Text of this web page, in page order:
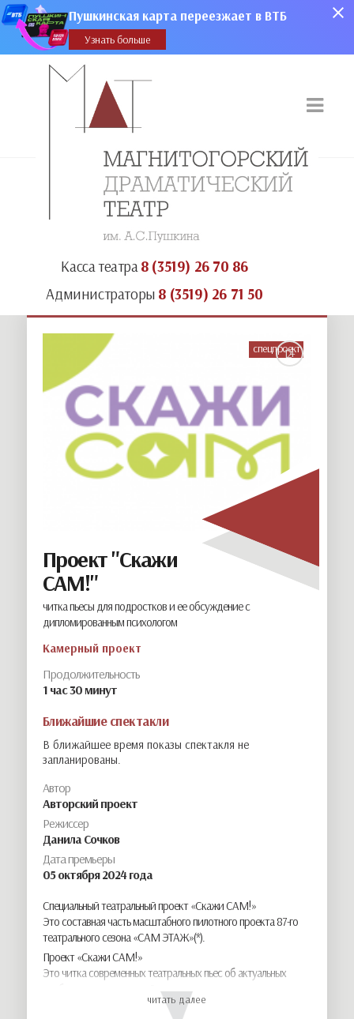
Пушкинская карта переезжает в ВТБ
Узнать больше
Касса театра8 (3519) 26 70 86
Администраторы 8 (3519) 26 71 50
спецпроект
12
Проект "Скажи
САМ!"
читка пьесы для подростков и ее обсуждение с
дипломированным психологом
Камерный проект
Продолжительность
1 час 30 минут
Ближайшие спектакли
В ближайшее время показы спектакля не
запланированы.
Автор
Авторский проект
Режиссер
Данила Сочков
Дата премьеры
05октября2024 года
Специальный театральный проект «Скажи САМ!»
Это составная часть масштабного пилотного проекта 87-го
театрального сезона «САМ ЭТАЖ»(*).
Проект «Скажи САМ!»
Это читка современных театральных пьес об актуальных
проблемах подростковой аудитории.
Что такое читка пьесы, как театральный жанр? Это прочтение
читать далее